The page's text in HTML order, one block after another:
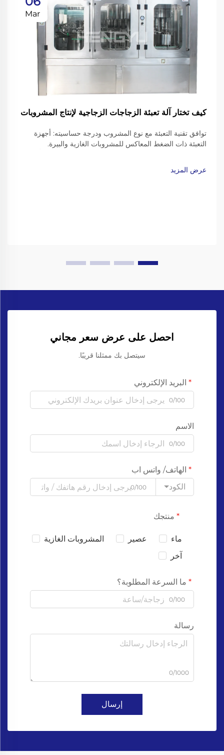
Mar
كيف تختار آلة تعبئة الزجاجات الزجاجية لإنتاج المشروبات
توافق تقنية التعبئة مع نوع المشروب ودرجة حساسيته: أجهزة
التعبئة ذات الضغط المعاكس للمشروبات الغازية والبيرة.
تقنيات تعبئة دقيقة للحفاظ على فَوَرَتها دون أن تؤدي إلى انفجار أو
فقدان الغاز…
عرض المزيد
احصل على عرض سعر مجاني
سيتصل بك ممثلنا قريبًا.
البريد الإلكتروني
0/100
الاسم
0/100
الهاتف/ واتس اب
الكود
0/100
منتجك
ماء عصير
المشروبات الغازية
آخر
ما السرعة المطلوبة؟
0/100
رسالة
0/1000
إرسال